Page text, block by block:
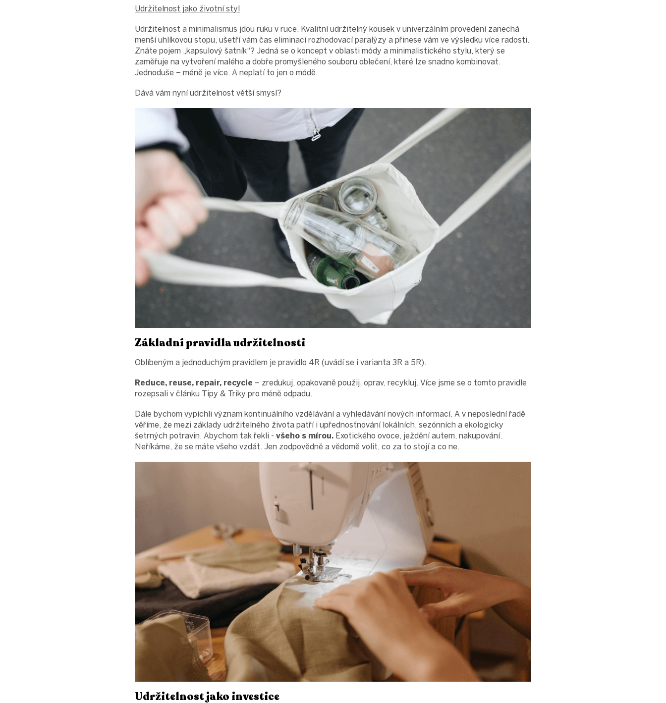
Udržitelnost jako životní styl
Udržitelnost a minimalismus jdou ruku v ruce. Kvalitní udržitelný kousek v univerzálním provedení zanechá
menší uhlíkovou stopu, ušetří vám čas eliminací rozhodovací paralýzy a přinese vám ve výsledku více radosti.
Znáte pojem „kapsulový šatník“? Jedná se o koncept v oblasti módy a minimalistického stylu, který se
zaměřuje na vytvoření malého a dobře promyšleného souboru oblečení, které lze snadno kombinovat.
Jednoduše – méně je více. A neplatí to jen o módě.
Dává vám nyní udržitelnost větší smysl?
Základní pravidla udržitelnosti
Oblíbeným a jednoduchým pravidlem je pravidlo 4R (uvádí se i varianta 3R a 5R).
Reduce, reuse, repair, recycle – zredukuj, opakovaně použij, oprav, recykluj. Více jsme se o tomto pravidle
rozepsali v článku Tipy & Triky pro méně odpadu.
Dále bychom vypíchli význam kontinuálního vzdělávání a vyhledávání nových informací. A v neposlední řadě
věříme, že mezi základy udržitelného života patří i upřednosťnování lokálních, sezónních a ekologicky
šetrných potravin. Abychom tak řekli - všeho s mírou. Exotického ovoce, ježdění autem, nakupování.
Neříkáme, že se máte všeho vzdát. Jen zodpovědně a vědomě volit, co za to stojí a co ne.
Udržitelnost jako investice